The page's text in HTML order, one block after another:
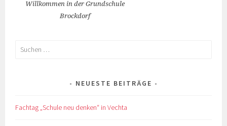
Willkommen in der Grundschule
Brockdorf
Suchen
NEUESTE BEITRÄGE
Fachtag „Schule neu denken“ in Vechta